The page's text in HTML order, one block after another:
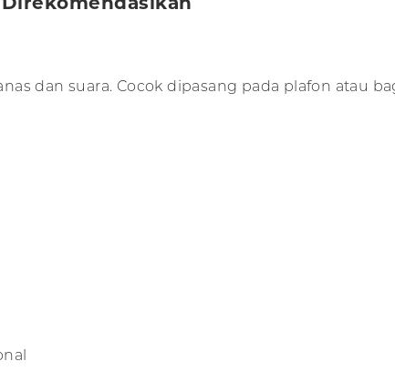
dan suara. Cocok dipasang pada plafon atau